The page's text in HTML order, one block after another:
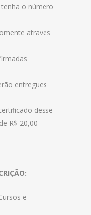
o número
através
entregues
desse
R$ 20,00
e